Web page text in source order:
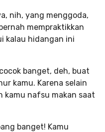
nih, yang menggoda,
mempraktikkan
kalau hidangan ini
banget, deh, buat
kamu. Karena selain
kamu nafsu makan saat
banget! Kamu